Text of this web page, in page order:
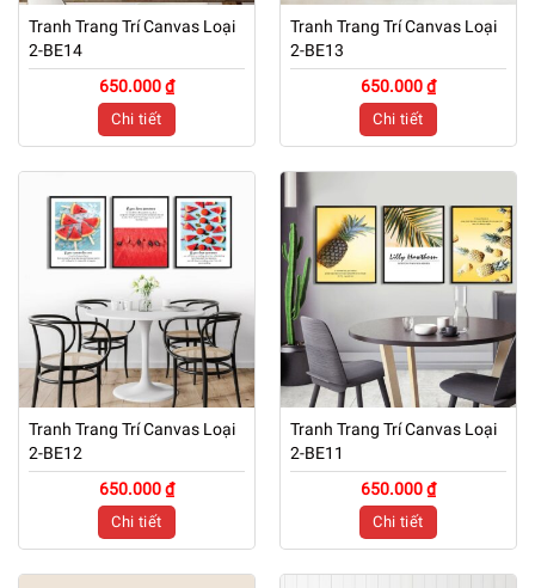
Tranh Trang Trí Canvas Loại
2-BE14
650.000 ₫
Chi tiết
Tranh Trang Trí Canvas Loại
2-BE13
650.000 ₫
Chi tiết
Tranh Trang Trí Canvas Loại
2-BE12
650.000 ₫
Chi tiết
Tranh Trang Trí Canvas Loại
2-BE11
650.000 ₫
Chi tiết